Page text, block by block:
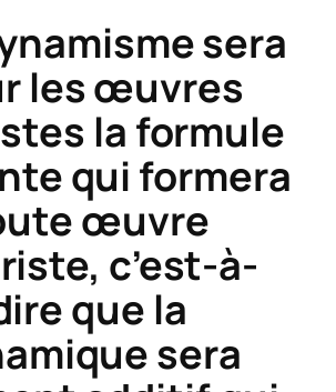
sera
les œuvres
la formule
qui formera
œuvre
c’est-à-
que la
sera